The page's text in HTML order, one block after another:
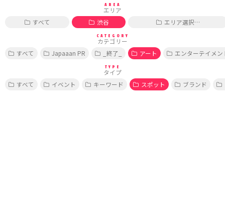
AREA
エリア
すべて
渋谷 エリア選択…
CATEGORY
カテゴリー
すべて
Japaaan PR _終了_ アート エンターテイメン
TYPE
タイプ
すべて
イベント キーワード スポット ブランド